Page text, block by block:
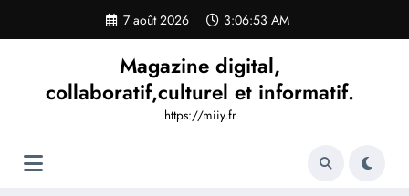
contenu
7 août 2026 3:06:54 AM
Magazine digital,
collaboratif,culturel et informatif.
https://miiy.fr